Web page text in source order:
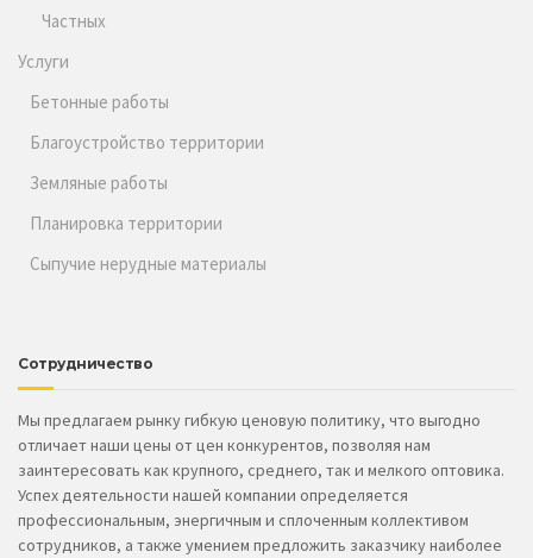
Частных
Услуги
Бетонные работы
Благоустройство территории
Земляные работы
Планировка территории
Сыпучие нерудные материалы
Сотрудничество
Мы предлагаем рынку гибкую ценовую политику, что выгодно
отличает наши цены от цен конкурентов, позволяя нам
заинтересовать как крупного, среднего, так и мелкого оптовика.
Успех деятельности нашей компании определяется
профессиональным, энергичным и сплоченным коллективом
сотрудников, а также умением предложить заказчику наиболее